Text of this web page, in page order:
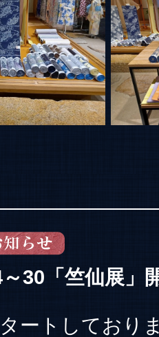
30「竺仙展」
ートしており